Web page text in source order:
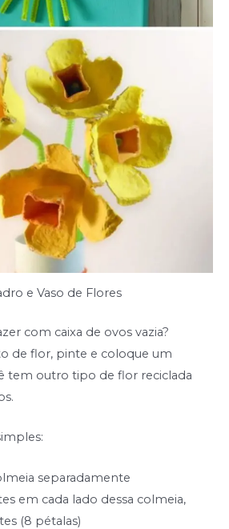
e Vaso de Flores
com caixa de ovos vazia?
de flor, pinte e coloque um
tem outro tipo de flor reciclada
separadamente
em cada lado dessa colmeia,
(8 pétalas)